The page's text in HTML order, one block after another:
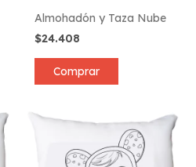
Almohadón y Taza Nube
$24.408
Comprar